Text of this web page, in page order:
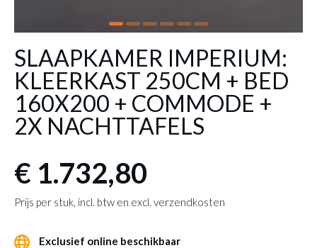
SLAAPKAMER IMPERIUM:
KLEERKAST 250CM + BED
160X200 + COMMODE +
2X NACHTTAFELS
€ 1.732,80
Prijs per stuk, incl. btw en excl. verzendkosten
Exclusief online beschikbaar